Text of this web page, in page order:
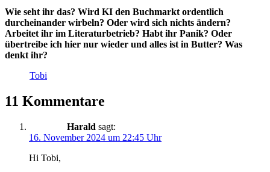
Wie seht ihr das? Wird KI den Buchmarkt ordentlich
durcheinander wirbeln? Oder wird sich nichts ändern?
Arbeitet ihr im Literaturbetrieb? Habt ihr Panik? Oder
übertreibe ich hier nur wieder und alles ist in Butter? Was
denkt ihr?
Tobi
11 Kommentare
Harald sagt:
16. November 2024 um 22:45 Uhr
Hi Tobi,